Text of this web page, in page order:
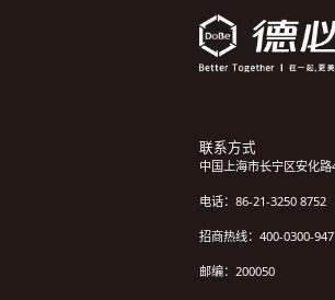
联系方式
中国上海市长宁区安化
电话：86-21-3250 8752
招商热线：400-0300-947
邮编：200050